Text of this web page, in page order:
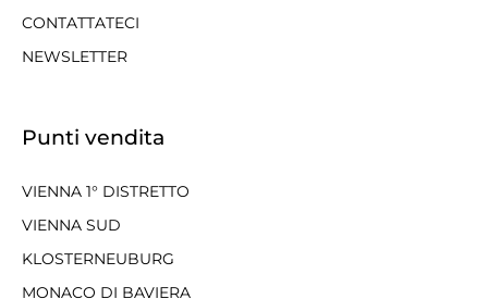
CONTATTATECI
NEWSLETTER
Punti vendita
VIENNA 1° DISTRETTO
VIENNA SUD
KLOSTERNEUBURG
MONACO DI BAVIERA